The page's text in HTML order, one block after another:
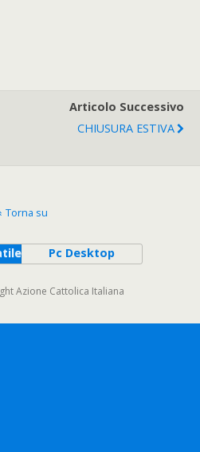
Articolo Successivo
CHIUSURA ESTIVA
Torna su
Pc Desktop
Azione Cattolica Italiana